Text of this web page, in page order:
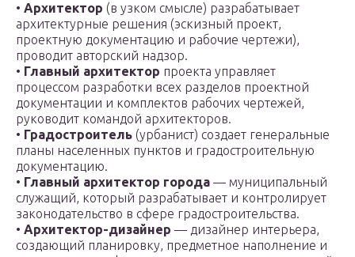
• Архитектор (в узком смысле) разрабатывает
архитектурные решения (эскизный проект,
проектную документацию и рабочие чертежи),
проводит авторский надзор.
• Главный архитектор проекта управляет
процессом разработки всех разделов проектной
документации и комплектов рабочих чертежей,
руководит командой архитекторов.
• Градостроитель (урбанист) создает генеральные
планы населенных пунктов и градостроительную
документацию.
• Главный архитектор города — муниципальный
служащий, который разрабатывает и контролирует
законодательство в сфере градостроительства.
• Архитектор-дизайнер — дизайнер интерьера,
создающий планировку, предметное наполнение и